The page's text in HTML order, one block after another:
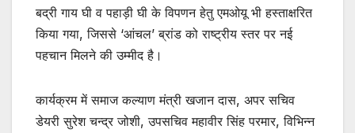
बद्री गाय घी व पहाड़ी घी के विपणन हेतु एमओयू भी हस्ताक्षरित
किया गया, जिससे ‘आंचल’ ब्रांड को राष्ट्रीय स्तर पर नई
पहचान मिलने की उम्मीद है।
कार्यक्रम में समाज कल्याण मंत्री खजान दास, अपर सचिव
डेयरी सुरेश चन्द्र जोशी, उपसचिव महावीर सिंह परमार, विभिन्न